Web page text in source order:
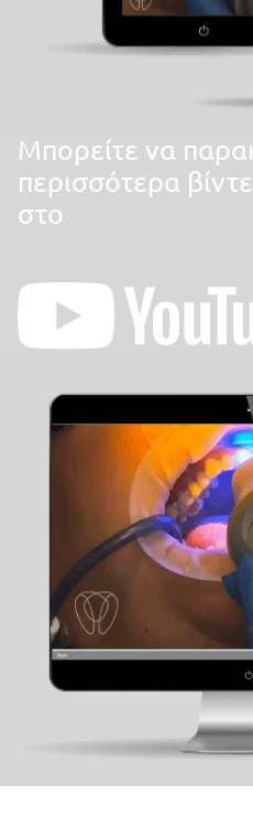
Mπορείτε να
περισσότερα
στο